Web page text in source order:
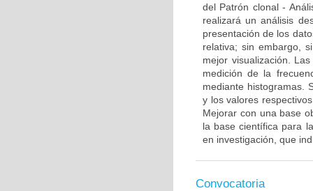
del Patrón clonal -
realizará un análisis
presentación de los
relativa; sin embargo,
mejor visualización.
medición de la
mediante histogramas.
y los valores
Mejorar con una base
la base científica para
en investigación, que
Convocatoria